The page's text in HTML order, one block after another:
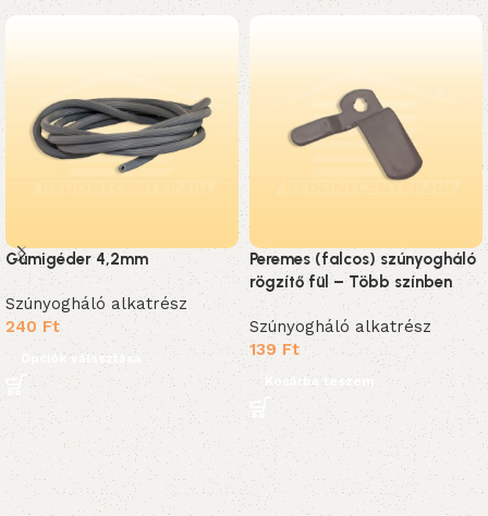
Gumigéder 4,2mm
Szúnyogháló alkatrész
240 Ft
Opciók választása
Peremes (falcos) szúnyogháló
rögzítő fül – Több színben
Szúnyogháló alkatrész
139 Ft
Kosárba teszem